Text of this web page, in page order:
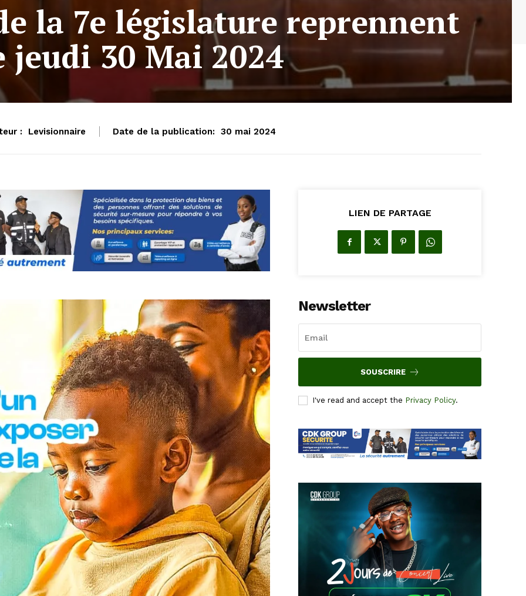
la 7e législature reprennent
jeudi 30 Mai 2024
: Levisionnaire Date de la publication: 30 mai 2024
LIEN DE PARTAGE
Newsletter
SOUSCRIRE
I've read and accept the Privacy Policy.